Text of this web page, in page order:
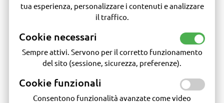
tua esperienza, personalizzare i contenuti e analizzare
il traffico.
Cookie necessari
Sempre attivi. Servono per il corretto funzionamento
del sito (sessione, sicurezza, preferenze).
Cookie funzionali
Consentono funzionalità avanzate come video
GONFIATORI